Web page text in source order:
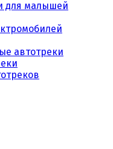
для малышей
автотреки